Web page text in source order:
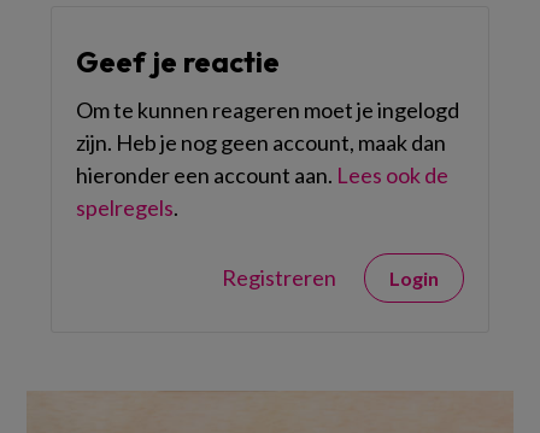
Geef je reactie
Om te kunnen reageren moet je ingelogd
zijn. Heb je nog geen account, maak dan
hieronder een account aan. Lees ook de
spelregels.
Registreren Login